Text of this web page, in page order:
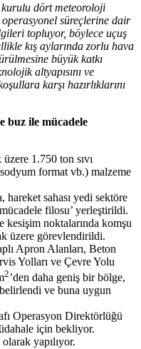
dört meteoroloji
operasyonel süreçlerine dair
topluyor, böylece uçuş
kış aylarında zorlu hava
büyük katkı
altyapısını ve
karşı hazırlıklarını
buz ile mücadele
1.750 ton sıvı
format vb.) malzeme
hareket sahası yedi sektöre
filosu’ yerleştirildi.
noktalarında komşu
üzere görevlendirildi.
Apron Alanları, Beton
Yolları ve Çevre Yolu
2’den daha geniş bir bölge,
ve buna uygun
Operasyon Direktörlüğü
için bekliyor.
yapılıyor.